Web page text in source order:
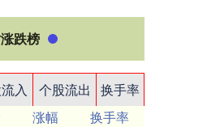
跌榜
入 个股流出
换手率
涨幅
换手率